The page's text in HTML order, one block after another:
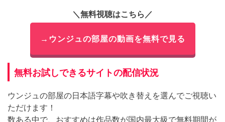
＼無料視聴はこちら／
→ウンジュの部屋の動画を無料で見る
無料お試しできるサイトの配信状況
ウンジュの部屋の日本語字幕や吹き替えを選んでご視聴い
ただけます！
数ある中で、おすすめは作品数が国内最大級で無料期間が